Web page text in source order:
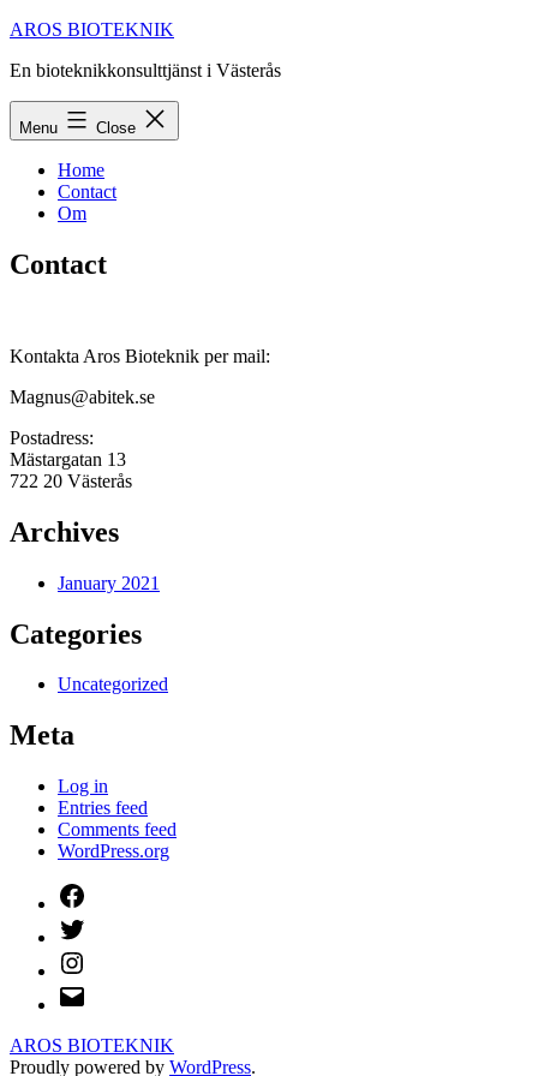
Skip
content
AROS BIOTEKNIK
En bioteknikkonsulttjänst i Västerås
Menu Close
Home
Contact
Om
Contact
Kontakta Aros Bioteknik per mail:
Magnus@abitek.se
Postadress:
Mästargatan 13
722 20 Västerås
Archives
January 2021
Categories
Uncategorized
Meta
Log in
Entries feed
Comments feed
WordPress.org
AROS BIOTEKNIK
Proudly powered by WordPress.